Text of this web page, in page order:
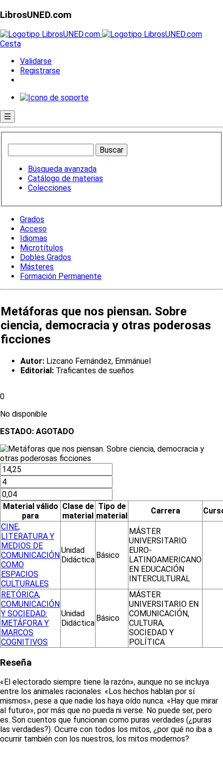
LibrosUNED.com
Cesta
Validarse
Registrarse
☰
Búsqueda avanzada
Catálogo de materias
Colecciones
Grados
Acceso
Idiomas
Microtítulos
Dobles Grados
Másteres
Formación Permanente
Metáforas que nos piensan. Sobre
ciencia, democracia y otras poderosas
ficciones
Autor: Lizcano Fernández, Emmánuel
Editorial: Traficantes de sueños
0
No disponible
ESTADO: AGOTADO
Material válido
para
Clase de
material
Tipo de
material
Carrera
CINE,
LITERATURA Y
MEDIOS DE
COMUNICACIÓN
COMO
ESPACIOS
CULTURALES
Unidad
Didáctica Básico
MÁSTER
UNIVERSITARIO
EURO-
LATINOAMERICANO
EN EDUCACIÓN
INTERCULTURAL
RETÓRICA,
COMUNICACIÓN
Y SOCIEDAD:
METÁFORA Y
MARCOS
COGNITIVOS
Unidad
Didáctica
Básico
MÁSTER
UNIVERSITARIO EN
COMUNICACIÓN,
CULTURA,
SOCIEDAD Y
POLÍTICA
Reseña
«El electorado siempre tiene la razón», aunque no se incluya
entre los animales racionales. «Los hechos hablan por sí
mismos», pese a que nadie los haya oído nunca. «Hay que mirar
al futuro», por más que no pueda ni verse. No puede ser, pero
es. Son cuentos que funcionan como puras verdades (¿puras
las verdades?). Ocurre con todos los mitos, ¿por qué no iba a
ocurrir también con los nuestros, los mitos modernos?